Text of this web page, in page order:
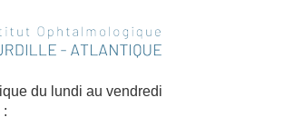
du lundi au vendredi
: